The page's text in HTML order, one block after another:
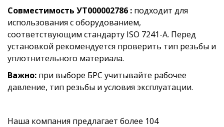
Совместимость УТ000002786 : подходит для
использования с оборудованием,
соответствующим стандарту ISO 7241-A. Перед
установкой рекомендуется проверить тип резьбы и
уплотнительного материала.
Важно: при выборе БРС учитывайте рабочее
давление, тип резьбы и условия эксплуатации.
Наша компания предлагает более 104